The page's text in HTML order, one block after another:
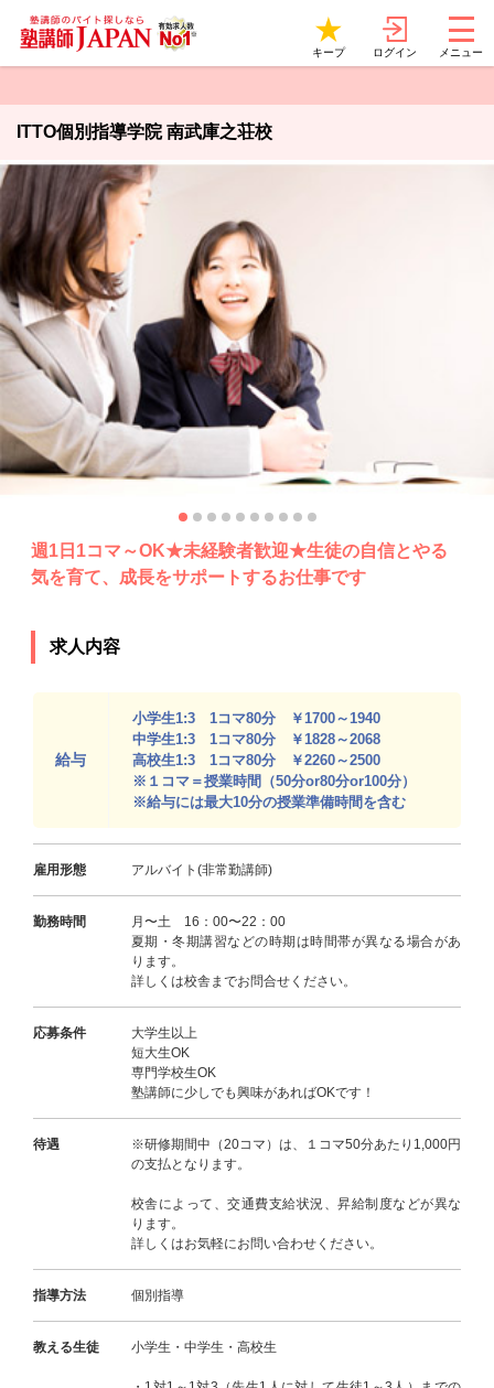
キープ ログイン メニュー
ITTO個別指導学院 南武庫之荘校
週1日1コマ～OK★未経験者歓迎★生徒の自信とやる
気を育て、成長をサポートするお仕事です
求人内容
給与
小学生1:3 1コマ80分 ￥1700～1940
中学生1:3 1コマ80分 ￥1828～2068
高校生1:3 1コマ80分 ￥2260～2500
※１コマ＝授業時間（50分or80分or100分）
※給与には最大10分の授業準備時間を含む
雇用形態 アルバイト(非常勤講師)
勤務時間
月〜土 16：00〜22：00
夏期・冬期講習などの時期は時間帯が異なる場合があ
ります。
詳しくは校舎までお問合せください。
応募条件
大学生以上
短大生OK
専門学校生OK
塾講師に少しでも興味があればOKです！
待遇
※研修期間中（20コマ）は、１コマ50分あたり1,000円
の支払となります。
校舎によって、交通費支給状況、昇給制度などが異な
ります。
詳しくはお気軽にお問い合わせください。
指導方法 個別指導
教える生徒 小学生・中学生・高校生